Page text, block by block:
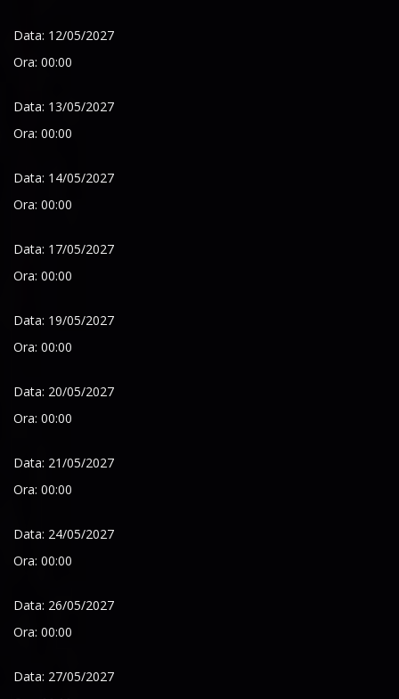
Data: 12/05/2027
Ora: 00:00
Data: 13/05/2027
Ora: 00:00
Data: 14/05/2027
Ora: 00:00
Data: 17/05/2027
Ora: 00:00
Data: 19/05/2027
Ora: 00:00
Data: 20/05/2027
Ora: 00:00
Data: 21/05/2027
Ora: 00:00
Data: 24/05/2027
Ora: 00:00
Data: 26/05/2027
Ora: 00:00
Data: 27/05/2027